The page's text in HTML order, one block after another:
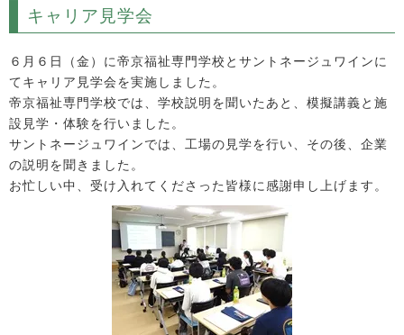
キャリア見学会
６月６日（金）に帝京福祉専門学校とサントネージュワインに
てキャリア見学会を実施しました。
帝京福祉専門学校では、学校説明を聞いたあと、模擬講義と施
設見学・体験を行いました。
サントネージュワインでは、工場の見学を行い、その後、企業
の説明を聞きました。
お忙しい中、受け入れてくださった皆様に感謝申し上げます。